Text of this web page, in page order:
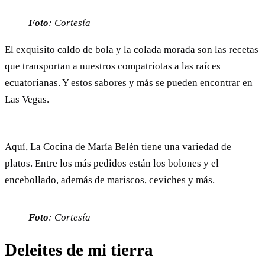
Foto: Cortesía
El exquisito caldo de bola y la colada morada son las recetas
que transportan a nuestros compatriotas a las raíces
ecuatorianas. Y estos sabores y más se pueden encontrar en
Las Vegas.
Aquí, La Cocina de María Belén tiene una variedad de
platos. Entre los más pedidos están los bolones y el
encebollado, además de mariscos, ceviches y más.
Foto: Cortesía
Deleites de mi tierra